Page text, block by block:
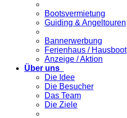
Bootsvermietung
Guiding & Angeltouren
Bannerwerbung
Ferienhaus / Hausboot
Anzeige / Aktion
Über uns
Die Idee
Die Besucher
Das Team
Die Ziele